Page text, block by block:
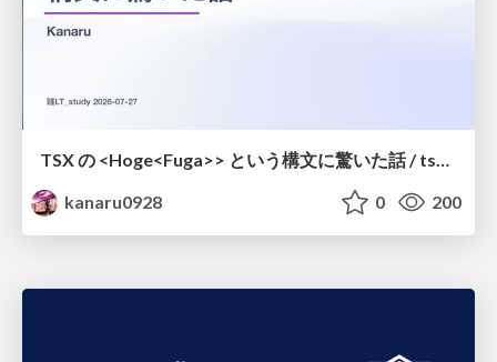
TSX の <Hoge<Fuga>> という構文に驚いた話 / tsx-type-argument-syntax
kanaru0928
0 200